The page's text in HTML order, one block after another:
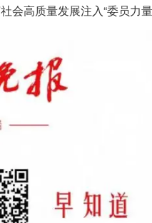
高质量发展注入“委员力量”